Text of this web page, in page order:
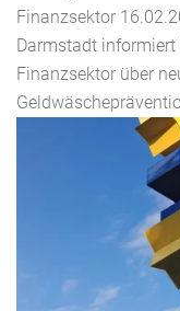
Finanzsektor
Darmstadt
Finanzsektor über